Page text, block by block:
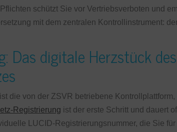
schützt Sie vor Vertriebsverboten und
mit dem zentralen Kontrollinstrument:
Das digitale Herzstück des
die von der ZSVR betriebene
Registrierung ist der erste Schritt und dauert
LUCID-Registrierungsnummer, die Sie